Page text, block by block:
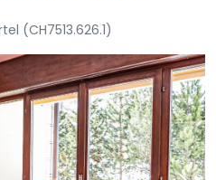
(CH7513.626.1)